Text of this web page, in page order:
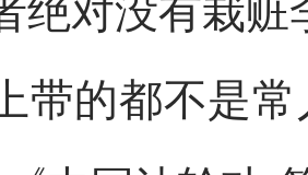
绝对没有栽赃
带的都不是